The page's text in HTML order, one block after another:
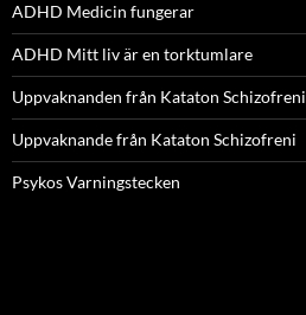
ADHD Medicin fungerar
ADHD Mitt liv är en torktumlare
Uppvaknanden från Kataton
Uppvaknande från Kataton Schizofreni
Psykos Varningstecken